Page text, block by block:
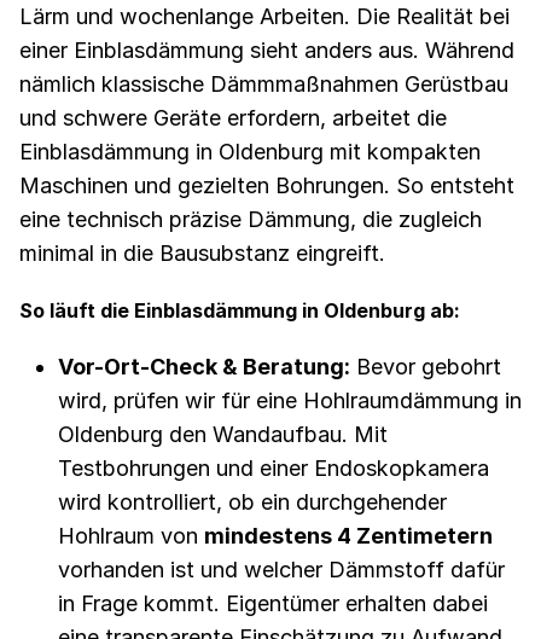
Lärm und wochenlange Arbeiten. Die Realität bei
einer Einblasdämmung sieht anders aus. Während
nämlich klassische Dämmmaßnahmen Gerüstbau
und schwere Geräte erfordern, arbeitet die
Einblasdämmung in Oldenburg mit kompakten
Maschinen und gezielten Bohrungen. So entsteht
eine technisch präzise Dämmung, die zugleich
minimal in die Bausubstanz eingreift.
So läuft die Einblasdämmung in Oldenburg ab:
Vor-Ort-Check & Beratung: Bevor gebohrt
wird, prüfen wir für eine Hohlraumdämmung in
Oldenburg den Wandaufbau. Mit
Testbohrungen und einer Endoskopkamera
wird kontrolliert, ob ein durchgehender
Hohlraum von mindestens 4 Zentimetern
vorhanden ist und welcher Dämmstoff dafür
in Frage kommt. Eigentümer erhalten dabei